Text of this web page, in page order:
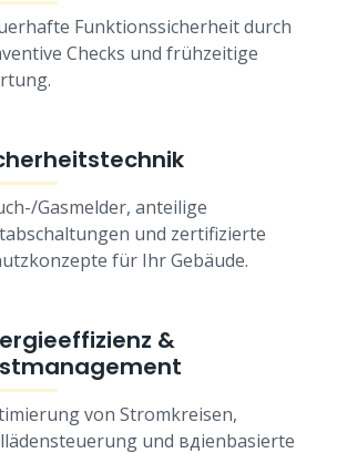
Funktionssicherheit durch
Checks und frühzeitige
Gasmelder, anteilige
und zertifizierte
für Ihr Gebäude.
&
von Stromkreisen,
und вдienbasierte